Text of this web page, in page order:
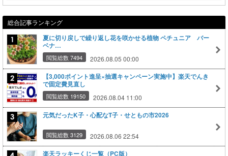
総合記事ランキング
夏に切り戻しで繰り返し花を咲かせる植物 ペチュニア バー
ベナ…
閲覧総数 7494 2026.08.05 00:00
【3,000ポイント進呈×抽選キャンペーン実施中】楽天でんき
で固定費見直し
閲覧総数 19150 2026.08.04 11:00
元気だったK子・心配なT子・せともの市2026
閲覧総数 3129 2026.08.06 22:54
楽天ラッキーくじ一覧（PC版）